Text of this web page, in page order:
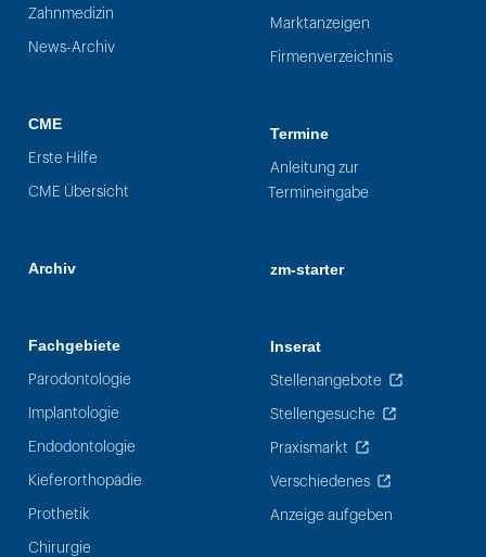
Zahnmedizin
News-Archiv
CME
Erste Hilfe
CME Übersicht
Archiv
Fachgebiete
Parodontologie
Implantologie
Endodontologie
Kieferorthopädie
Prothetik
Chirurgie
Marktanzeigen
Firmenverzeichnis
Termine
Anleitung zur
Termineingabe
zm-starter
Inserat
Stellenangebote
Stellengesuche
Praxismarkt
Verschiedenes
Anzeige aufgeben